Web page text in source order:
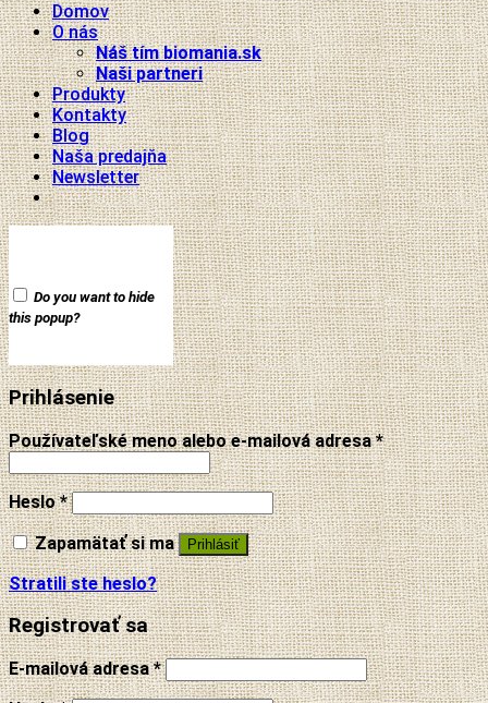
Domov
O nás
Náš tím biomania.sk
Naši partneri
Produkty
Kontakty
Blog
Naša predajňa
Newsletter
Do you want to hide
this popup?
Prihlásenie
Používateľské meno alebo e-mailová adresa*
Heslo*
Zapamätať si ma
Prihlásiť
Stratili ste heslo?
Registrovať sa
E-mailová adresa*